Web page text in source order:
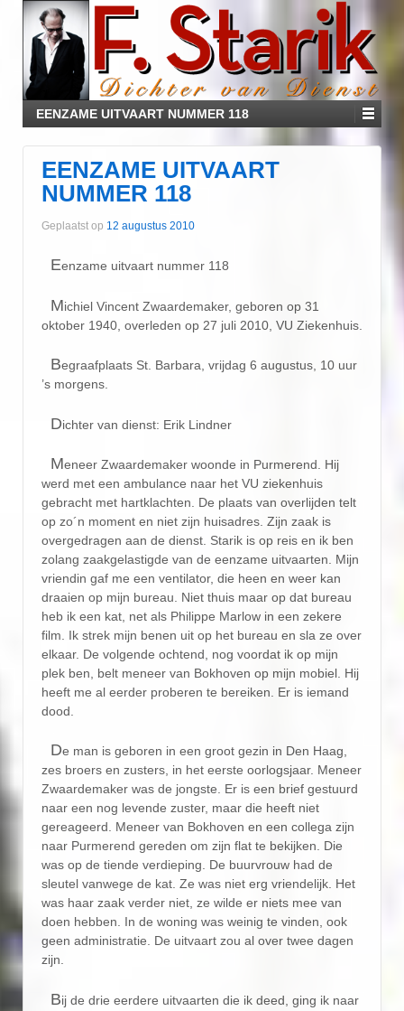
EENZAME UITVAART NUMMER 118
EENZAME UITVAART
NUMMER 118
Geplaatst op 12 augustus 2010
Eenzame uitvaart nummer 118
Michiel Vincent Zwaardemaker, geboren op 31
oktober 1940, overleden op 27 juli 2010, VU Ziekenhuis.
Begraafplaats St. Barbara, vrijdag 6 augustus, 10 uur
’s morgens.
Dichter van dienst: Erik Lindner
Meneer Zwaardemaker woonde in Purmerend. Hij
werd met een ambulance naar het VU ziekenhuis
gebracht met hartklachten. De plaats van overlijden telt
op zo´n moment en niet zijn huisadres. Zijn zaak is
overgedragen aan de dienst. Starik is op reis en ik ben
zolang zaakgelastigde van de eenzame uitvaarten. Mijn
vriendin gaf me een ventilator, die heen en weer kan
draaien op mijn bureau. Niet thuis maar op dat bureau
heb ik een kat, net als Philippe Marlow in een zekere
film. Ik strek mijn benen uit op het bureau en sla ze over
elkaar. De volgende ochtend, nog voordat ik op mijn
plek ben, belt meneer van Bokhoven op mijn mobiel. Hij
heeft me al eerder proberen te bereiken. Er is iemand
dood.
De man is geboren in een groot gezin in Den Haag,
zes broers en zusters, in het eerste oorlogsjaar. Meneer
Zwaardemaker was de jongste. Er is een brief gestuurd
naar een nog levende zuster, maar die heeft niet
gereageerd. Meneer van Bokhoven en een collega zijn
naar Purmerend gereden om zijn flat te bekijken. Die
was op de tiende verdieping. De buurvrouw had de
sleutel vanwege de kat. Ze was niet erg vriendelijk. Het
was haar zaak verder niet, ze wilde er niets mee van
doen hebben. In de woning was weinig te vinden, ook
geen administratie. De uitvaart zou al over twee dagen
zijn.
Bij de drie eerdere uitvaarten die ik deed, ging ik naar